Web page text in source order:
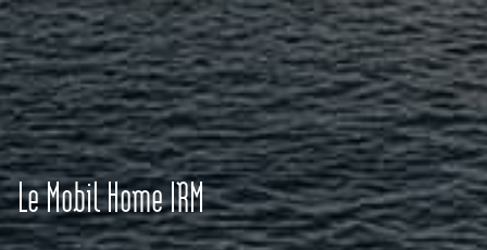
Le Mobil Home IRM